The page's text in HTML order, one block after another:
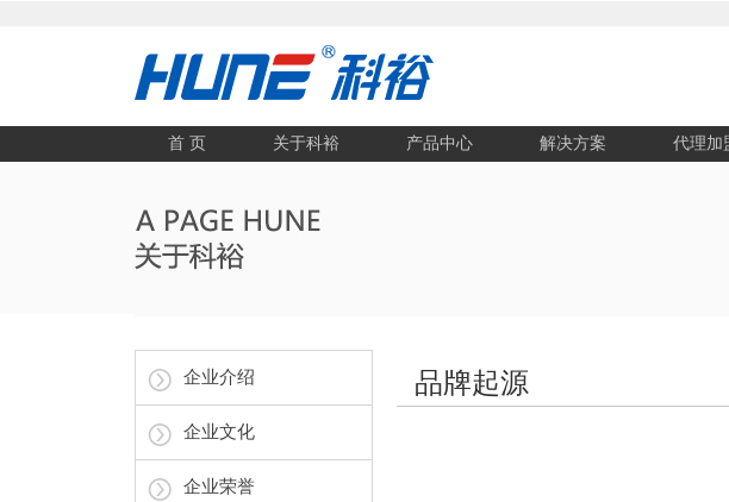
首 页 关于科裕 产品中心 解决方案 代理加
企业介绍
企业文化
企业荣誉
品牌起源